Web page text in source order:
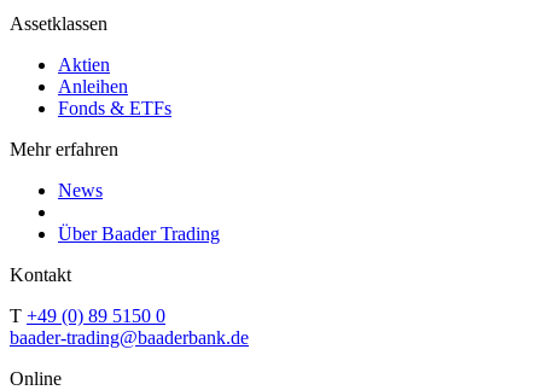
Assetklassen
Aktien
Anleihen
Fonds & ETFs
Mehr erfahren
News
Über Baader Trading
Kontakt
T +49 (0) 89 5150 0
baader-trading@baaderbank.de
Online